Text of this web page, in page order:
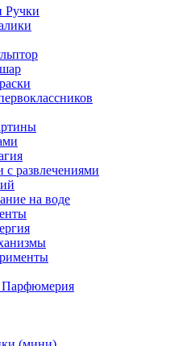
Ручки
с развлечениями
на воде
Парфюмерия